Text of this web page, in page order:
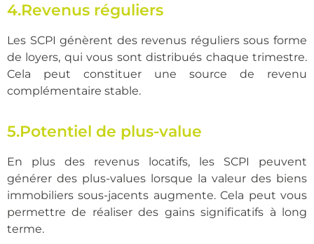
4.Revenus réguliers
Les SCPI génèrent des revenus réguliers sous forme
de loyers, qui vous sont distribués chaque trimestre.
Cela peut constituer une source de revenu
complémentaire stable.
5.Potentiel de plus-value
En plus des revenus locatifs, les SCPI peuvent
générer des plus-values lorsque la valeur des biens
immobiliers sous-jacents augmente. Cela peut vous
permettre de réaliser des gains significatifs à long
terme.